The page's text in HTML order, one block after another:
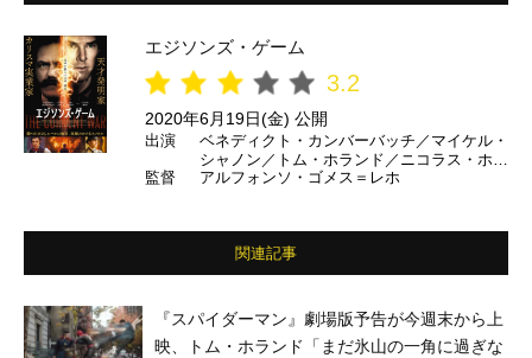
エジソンズ・ゲーム
3.2
2020年6月19日(金) 公開
出演
ベネディクト・カンバーバッチ／マイケル・
シャノン／トム・ホランド／ニコラス・ホル
ト ほか
監督 アルフォンソ・ゴメス＝レホ
関連記事
『スパイダーマン』劇場版予告が今週末から上
映、トム・ホランド「まだ氷山の一角に過ぎな